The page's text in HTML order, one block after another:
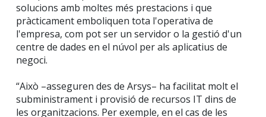
solucions amb moltes més prestacions i que
pràcticament emboliquen tota l'operativa de
l'empresa, com pot ser un servidor o la gestió d'un
centre de dades en el núvol per als aplicatius de
negoci.
“Això –asseguren des de Arsys– ha facilitat molt el
subministrament i provisió de recursos IT dins de
les organitzacions. Per exemple, en el cas de les